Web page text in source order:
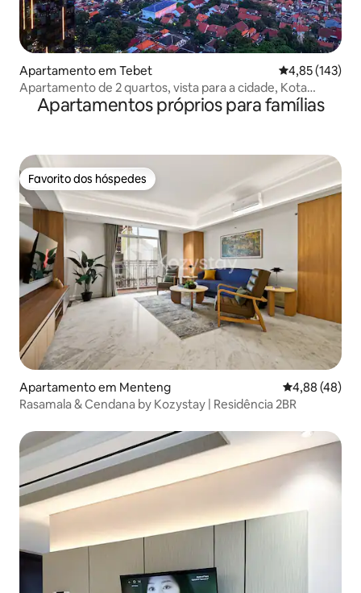
Apartamento em Tebet Classificação
4,85 (143)
Apartamento de 2 quartos, vista para a cidade, Kota
Kasablanka
Apartamentos próprios para famílias
Favorito dos hóspedes
Favorito dos hóspedes
Apartamento em Menteng Classificação
4,88 (48)
Rasamala & Cendana by Kozystay | Residência 2BR